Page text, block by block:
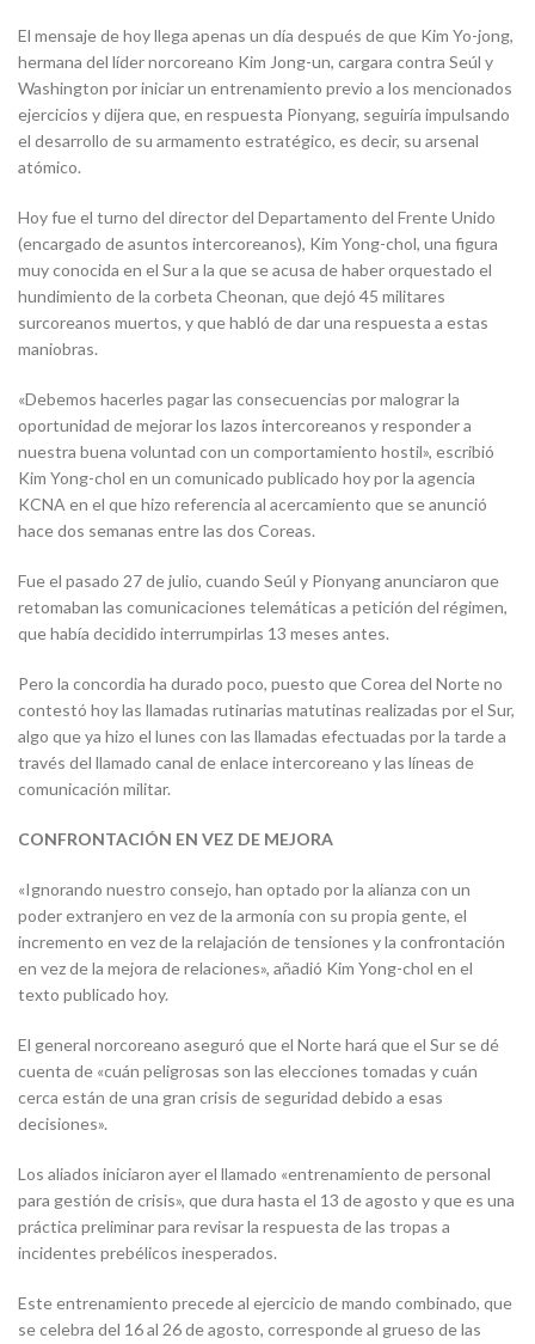
El mensaje de hoy llega apenas un día después de que Kim Yo-jong,
hermana del líder norcoreano Kim Jong-un, cargara contra Seúl y
Washington por iniciar un entrenamiento previo a los mencionados
ejercicios y dijera que, en respuesta Pionyang, seguiría impulsando
el desarrollo de su armamento estratégico, es decir, su arsenal
atómico.
Hoy fue el turno del director del Departamento del Frente Unido
(encargado de asuntos intercoreanos), Kim Yong-chol, una figura
muy conocida en el Sur a la que se acusa de haber orquestado el
hundimiento de la corbeta Cheonan, que dejó 45 militares
surcoreanos muertos, y que habló de dar una respuesta a estas
maniobras.
«Debemos hacerles pagar las consecuencias por malograr la
oportunidad de mejorar los lazos intercoreanos y responder a
nuestra buena voluntad con un comportamiento hostil», escribió
Kim Yong-chol en un comunicado publicado hoy por la agencia
KCNA en el que hizo referencia al acercamiento que se anunció
hace dos semanas entre las dos Coreas.
Fue el pasado 27 de julio, cuando Seúl y Pionyang anunciaron que
retomaban las comunicaciones telemáticas a petición del régimen,
que había decidido interrumpirlas 13 meses antes.
Pero la concordia ha durado poco, puesto que Corea del Norte no
contestó hoy las llamadas rutinarias matutinas realizadas por el Sur,
algo que ya hizo el lunes con las llamadas efectuadas por la tarde a
través del llamado canal de enlace intercoreano y las líneas de
comunicación militar.
CONFRONTACIÓN EN VEZ DE MEJORA
«Ignorando nuestro consejo, han optado por la alianza con un
poder extranjero en vez de la armonía con su propia gente, el
incremento en vez de la relajación de tensiones y la confrontación
en vez de la mejora de relaciones», añadió Kim Yong-chol en el
texto publicado hoy.
El general norcoreano aseguró que el Norte hará que el Sur se dé
cuenta de «cuán peligrosas son las elecciones tomadas y cuán
cerca están de una gran crisis de seguridad debido a esas
decisiones».
Los aliados iniciaron ayer el llamado «entrenamiento de personal
para gestión de crisis», que dura hasta el 13 de agosto y que es una
práctica preliminar para revisar la respuesta de las tropas a
incidentes prebélicos inesperados.
Este entrenamiento precede al ejercicio de mando combinado, que
se celebra del 16 al 26 de agosto, corresponde al grueso de las